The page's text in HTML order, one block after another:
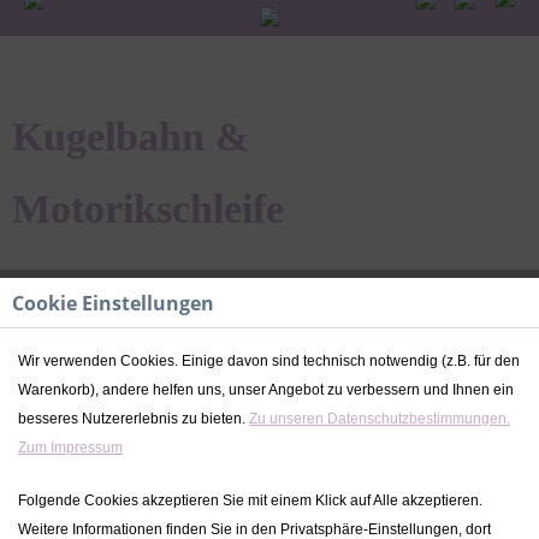
KUGELBAHN & MOTORIKSCHLEIFE AUS
INDIVIDUE
Cookie Einstellungen
Wir verwenden Cookies. Einige davon sind technisch notwendig (z.B. für den
Warenkorb), andere helfen uns, unser Angebot zu verbessern und Ihnen ein
besseres Nutzererlebnis zu bieten. Zu unseren Datenschutzbestimmungen.
Zum Impressum
Folgende Cookies akzeptieren Sie mit einem Klick auf Alle akzeptieren.
Weitere Informationen finden Sie in den Privatsphäre-Einstellungen, dort